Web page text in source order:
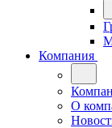
Компания
О